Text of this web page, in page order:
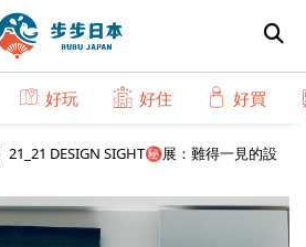
好玩 好住 好買
21_21 DESIGN SIGHT㊙展：難得一見的設